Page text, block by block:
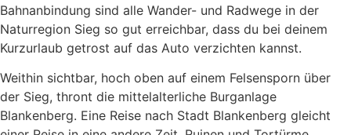
Bahnanbindung sind alle Wander- und Radwege in der
Naturregion Sieg so gut erreichbar, dass du bei deinem
Kurzurlaub getrost auf das Auto verzichten kannst.
Weithin sichtbar, hoch oben auf einem Felsensporn über
der Sieg, thront die mittelalterliche Burganlage
Blankenberg. Eine Reise nach Stadt Blankenberg gleicht